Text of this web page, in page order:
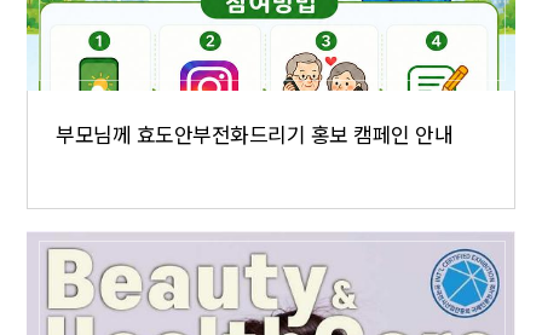
부모님께 효도안부전화드리기 홍보 캠페인 안내